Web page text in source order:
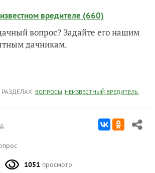
вредителе (660)
вопрос? Задайте его нашим
дачникам.
ВОПРОСЫ, НЕИЗВЕСТНЫЙ ВРЕДИТЕЛЬ,
1051 просмотр